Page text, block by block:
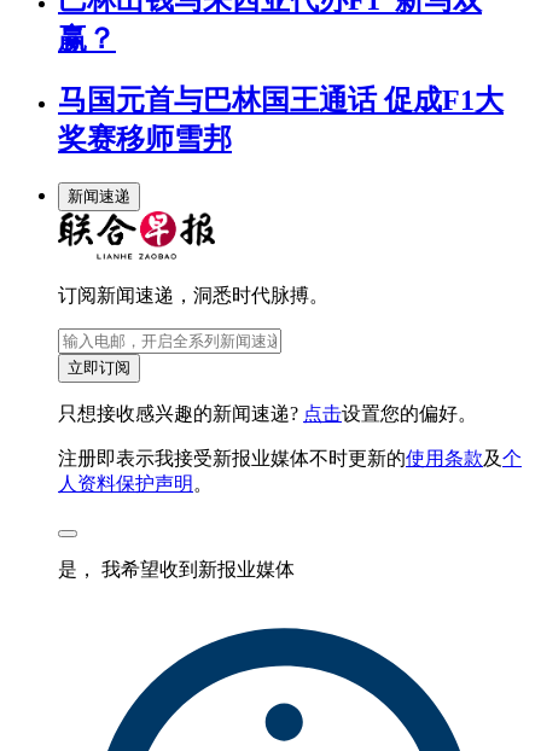
赢？
马国元首与巴林国王通话 促成F1大
奖赛移师雪邦
新闻速递
订阅新闻速递，洞悉时代脉搏。
立即订阅
只想接收感兴趣的新闻速递? 点击设置您的偏好。
注册即表示我接受新报业媒体不时更新的使用条款及个
人资料保护声明 。
是， 我希望收到新报业媒体